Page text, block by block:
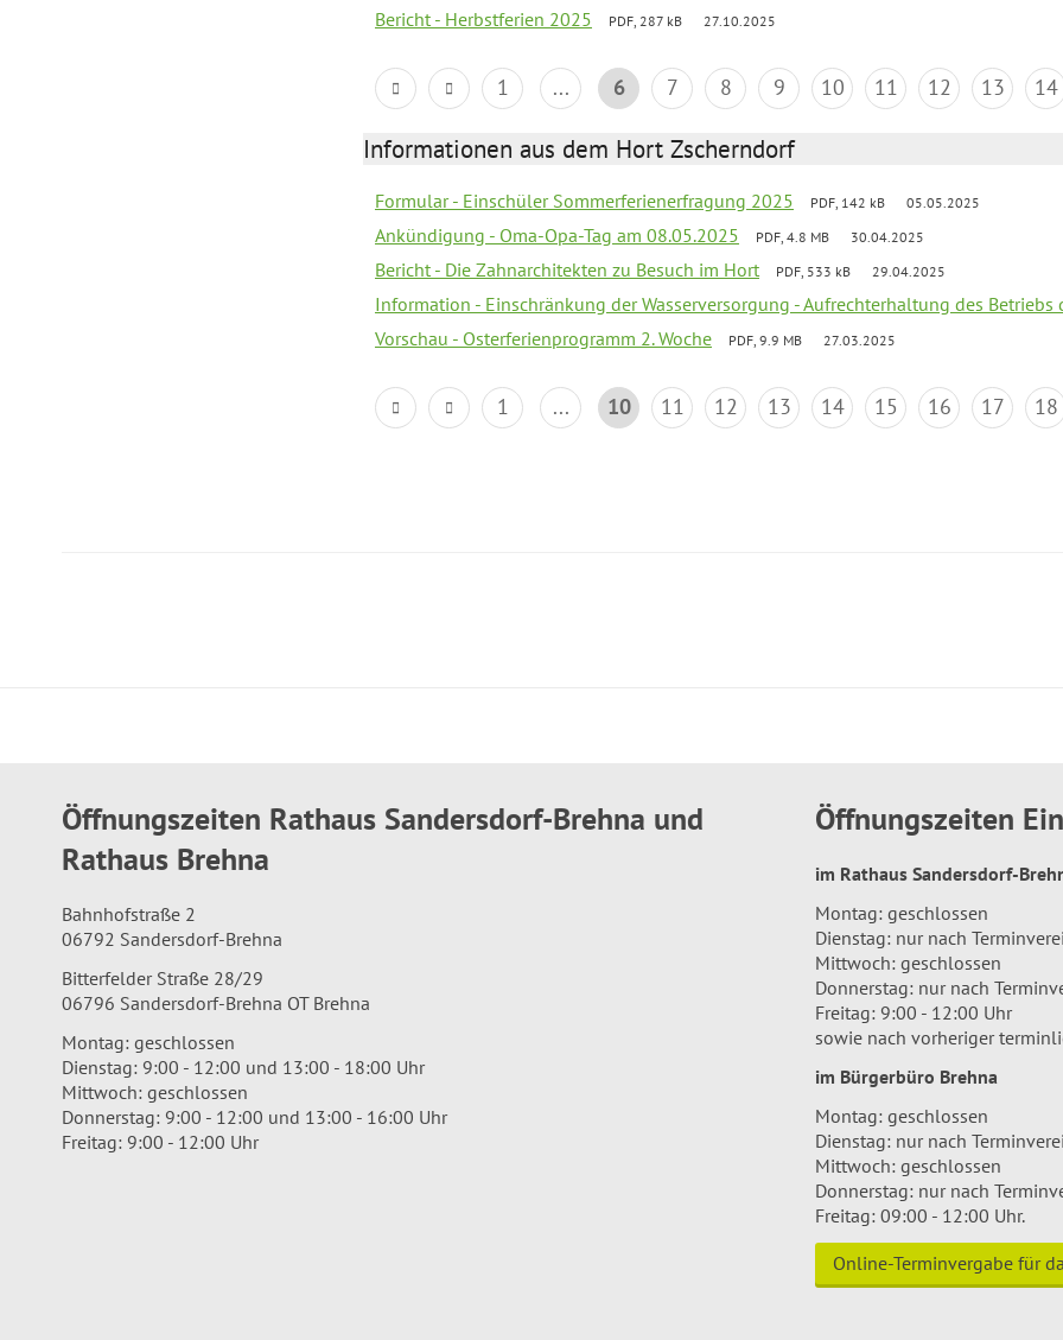
Bericht - Herbstferien 2025 PDF, 287 kB 27.10.2025
1 ... 6 7 8 9 10 11 12 13 14
Informationen aus dem Hort Zscherndorf
Formular - Einschüler Sommerferienerfragung 2025 PDF, 142 kB 05.05.2025
Ankündigung - Oma-Opa-Tag am 08.05.2025 PDF, 4.8 MB 30.04.2025
Bericht - Die Zahnarchitekten zu Besuch im Hort PDF, 533 kB 29.04.2025
Information - Einschränkung der Wasserversorgung - Aufrechterhaltung des Betriebs
Vorschau - Osterferienprogramm 2. Woche PDF, 9.9 MB 27.03.2025
1 ... 10 11 12 13 14 15 16 17 18
Öffnungszeiten Rathaus Sandersdorf-Brehna und
Rathaus Brehna
Bahnhofstraße 2
06792 Sandersdorf-Brehna
Bitterfelder Straße 28/29
06796 Sandersdorf-Brehna OT Brehna
Montag: geschlossen
Dienstag: 9:00 - 12:00 und 13:00 - 18:00 Uhr
Mittwoch: geschlossen
Donnerstag: 9:00 - 12:00 und 13:00 - 16:00 Uhr
Freitag: 9:00 - 12:00 Uhr
Öffnungszeiten
im Rathaus Sandersdorf-
Montag: geschlossen
Dienstag: nur nach
Mittwoch: geschlossen
Donnerstag: nur nach
Freitag: 9:00 - 12:00 Uhr
sowie nach vorheriger
im Bürgerbüro Brehna
Montag: geschlossen
Dienstag: nur nach
Mittwoch: geschlossen
Donnerstag: nur nach
Freitag: 09:00 - 12:00 Uhr.
Online-Terminvergabe für